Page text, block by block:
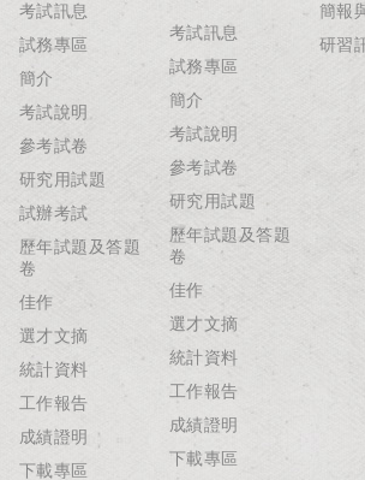
考試訊息
試務專區
簡介
考試說明
參考試卷
研究用試題
試辦考試
歷年試題及答題
卷
佳作
選才文摘
統計資料
工作報告
成績證明
下載專區
考試訊息
試務專區
簡介
考試說明
參考試卷
研究用試題
歷年試題及答題
卷
佳作
選才文摘
統計資料
工作報告
成績證明
下載專區
簡報
研習